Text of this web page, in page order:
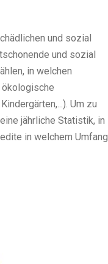
und sozial
und sozial
in welchen
Um zu
jährliche Statistik, in
in welchem Umfang